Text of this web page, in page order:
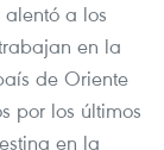
a los
en la
de Oriente
por los últimos
en la